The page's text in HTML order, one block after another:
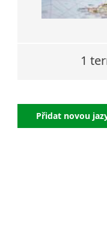
1
Přidat novou